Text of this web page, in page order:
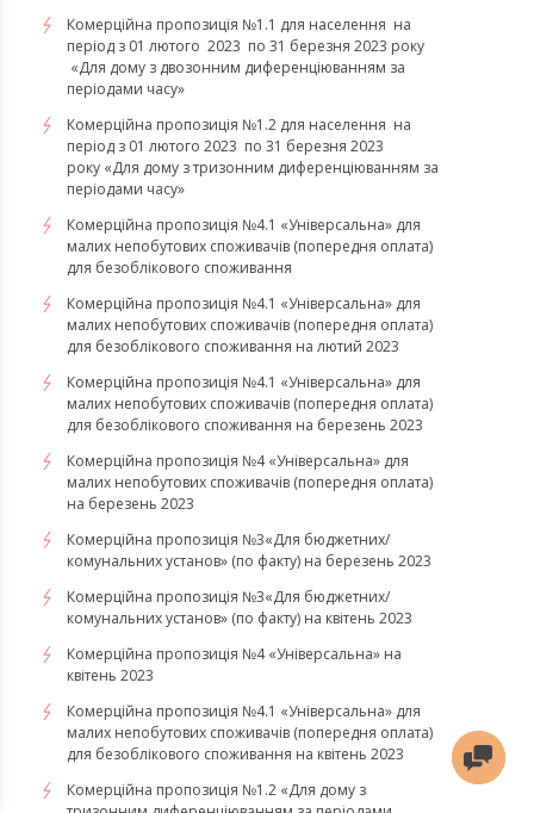
Комерційна пропозиція №1.1 для населення на
період з 01 лютого 2023 по 31 березня 2023 року
«Для дому з двозонним диференціюванням за
періодами часу»
Комерційна пропозиція №1.2 для населення на
період з 01 лютого 2023 по 31 березня 2023
року «Для дому з тризонним диференціюванням за
періодами часу»
​​​​​​​Комерційна пропозиція №4.1 «Універсальна» для
малих непобутових споживачів (попередня оплата)
для безоблікового споживання
Комерційна пропозиція №4.1 «Універсальна» для
малих непобутових споживачів (попередня оплата)
для безоблікового споживання на лютий 2023
Комерційна пропозиція №4.1 «Універсальна» для
малих непобутових споживачів (попередня оплата)
для безоблікового споживання на березень 2023
​​​​​​​Комерційна пропозиція №4 «Універсальна» для
малих непобутових споживачів (попередня оплата)
на березень 2023
​​​​​​​Комерційна пропозиція №3«Для бюджетних/
комунальних установ» (по факту) на березень 2023
Комерційна пропозиція №3«Для бюджетних/
комунальних установ» (по факту) на квітень 2023
Комерційна пропозиція №4 «Універсальна» на
квітень 2023
Комерційна пропозиція №4.1 «Універсальна» для
малих непобутових споживачів (попередня оплата)
для безоблікового споживання на квітень 2023
Комерційна пропозиція №1.2 «Для дому з